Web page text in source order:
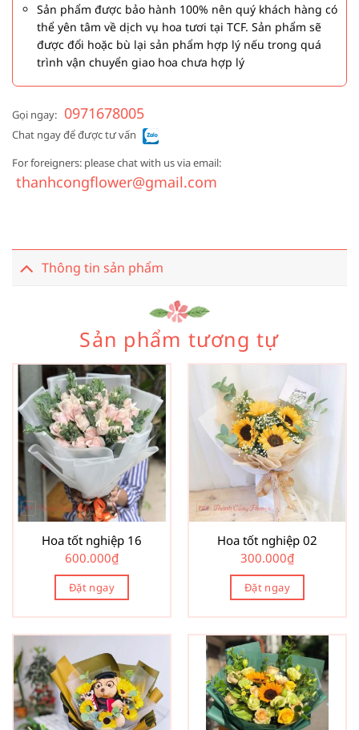
Sản phẩm được bảo hành 100% nên quý khách hàng có
thể yên tâm về dịch vụ hoa tươi tại TCF. Sản phẩm sẽ
được đổi hoặc bù lại sản phẩm hợp lý nếu trong quá
trình vận chuyển giao hoa chưa hợp lý
Gọi ngay: 0971678005
Chat ngay để được tư vấn
For foreigners: please chat with us via email:
thanhcongflower@gmail.com
Thông tin sản phẩm
Sản phẩm tương tự
Hoa tốt nghiệp 16
600.000₫
Đặt ngay
Hoa tốt nghiệp 02
300.000₫
Đặt ngay